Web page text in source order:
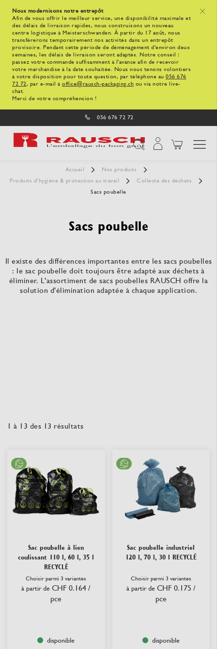
x
Nous modernisons notre entrepôt
Afin de vous offrir le meilleur service, une disponibilité maximale et
des délais de livraison rapides, nous construisons un nouveau
centre logistique à Meisterschwanden. À partir du 17 août, nous
transférerons temporairement nos activités dans un entrepôt
provisoire. Pendant cette période de déménagement d'environ deux
semaines, les délais de livraison seront adaptés. Notre conseil :
passez votre commande suffisamment à l'avance afin de recevoir
votre marchandise à la date souhaitée. Nous nous tenons volontiers
à votre disposition pour toute question, par téléphone au 056 676
72 72, par e-mail à office@rausch-packaging.ch ou via notre live-
chat.
Merci de votre compréhension !
056 676 72 72
Accueil
Nos produits
Produits d’hygiène & protection au travail
Collecte des déchets
Sacs poubelle
Sacs poubelle
Il existe des différences importantes entre les sacs poubelles
: le sac poubelle doit toujours être adapté aux déchets à
éliminer. L'assortiment de sacs poubelles RAUSCH offre la
solution d'élimination adaptée à chaque application.
1 à 13 des 13 résultats
Sac poubelle à lien
coulissant 110 l, 60 l, 35 l
RECYCLÉ
Choisir parmi 3 variantes
à partir de CHF 0.164 /
pce
disponible
Sac poubelle industriel
120 l, 70 l, 30 l RECYCLÉ
Choisir parmi 3 variantes
à partir de CHF 0.175 /
pce
disponible